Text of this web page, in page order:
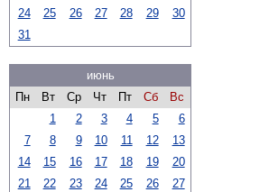
24
25 26 27 28 29
30
31
июнь
Пн
Вт Ср Чт Пт Сб
Вс
1
2 3 4 5
6
7
8 9 10 11 12
13
14
15 16 17 18 19
20
21
22 23 24 25 26
27